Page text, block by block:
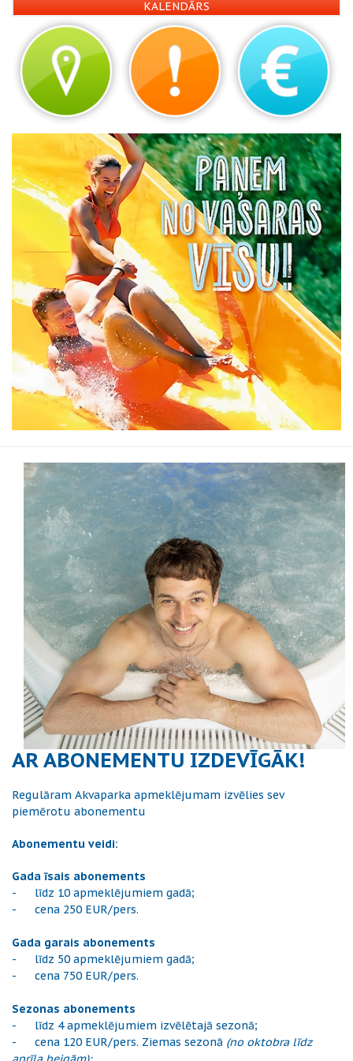
KALENDĀRS
AR ABONEMENTU IZDEVĪGĀK!
Regulāram Akvaparka apmeklējumam izvēlies sev
piemērotu abonementu
Abonementu veidi:
Gada īsais abonements
- līdz 10 apmeklējumiem gadā;
- cena 250 EUR/pers.
Gada garais abonements
- līdz 50 apmeklējumiem gadā;
- cena 750 EUR/pers.
Sezonas abonements
- līdz 4 apmeklējumiem izvēlētajā sezonā;
- cena 120 EUR/pers. Ziemas sezonā (no oktobra līdz